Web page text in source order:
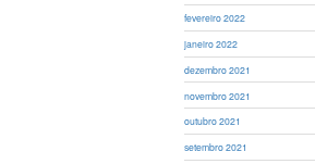
fevereiro 2022
janeiro 2022
dezembro 2021
novembro 2021
outubro 2021
setembro 2021